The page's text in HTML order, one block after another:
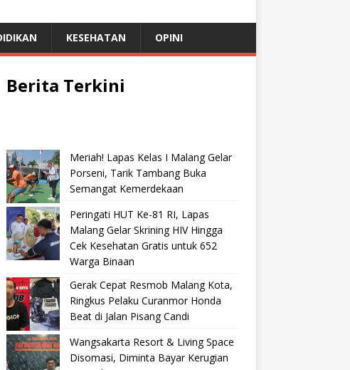
KESEHATAN OPINI
Berita Terkini
Meriah! Lapas Kelas I Malang Gelar
Porseni, Tarik Tambang Buka
Semangat Kemerdekaan
Peringati HUT Ke-81 RI, Lapas
Malang Gelar Skrining HIV Hingga
Cek Kesehatan Gratis untuk 652
Warga Binaan
Gerak Cepat Resmob Malang Kota,
Ringkus Pelaku Curanmor Honda
Beat di Jalan Pisang Candi
Wangsakarta Resort & Living Space
Disomasi, Diminta Bayar Kerugian